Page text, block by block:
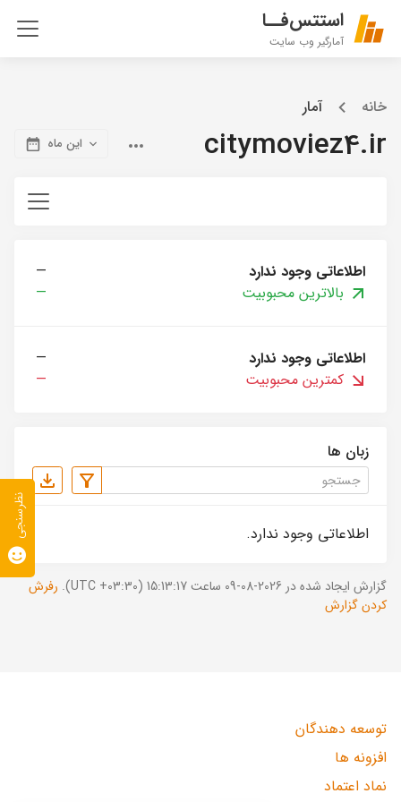
استتس‌فــا
آمارگیر وب سایت
خانه آمار
citymoviez4.ir این ماه
اطلاعاتی وجود ندارد
—
بالاترین محبوبیت
—
اطلاعاتی وجود ندارد
—
کمترین محبوبیت
—
زبان ها
اطلاعاتی وجود ندارد.
گزارش ایجاد شده در 2026-08-09 ساعت 15:13:17 (UTC +03:30).
رفرش
کردن گزارش
توسعه دهندگان
افزونه ها
نماد اعتماد
نظرسنجی